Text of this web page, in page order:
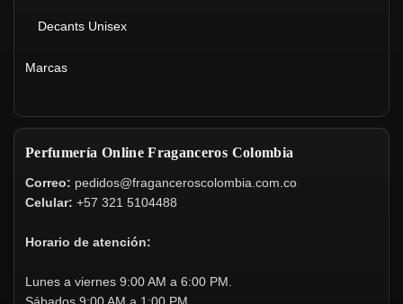
Decants Unisex
Marcas
Perfumería Online Fraganceros Colombia
Correo: pedidos@fraganceroscolombia.com.co
Celular: +57 321 5104488
Horario de atención:
Lunes a viernes 9:00 AM a 6:00 PM.